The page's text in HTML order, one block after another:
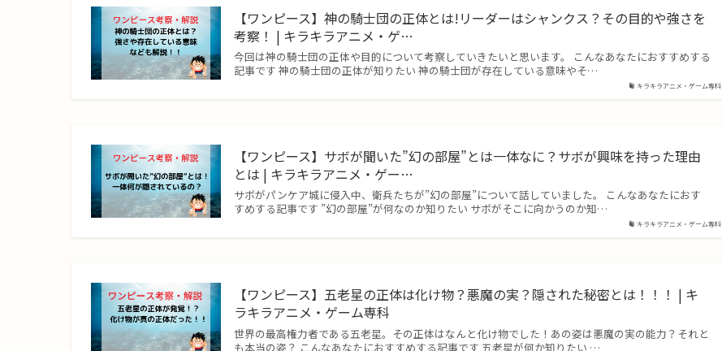
キラキラアニメ・ゲーム専科
【ワンピース】神の騎士団の正体とは!リーダーはシャンクス？その目的や強さを
考察！ | キラキラアニメ・ゲ…
今回は神の騎士団の正体や目的について考察していきたいと思います。 こんなあなたにおすすめする
記事です 神の騎士団の正体が知りたい 神の騎士団が存在している意味やそ…
キラキラアニメ・ゲーム専科
【ワンピース】サボが聞いた”幻の部屋”とは一体なに？サボが興味を持った理由
とは | キラキラアニメ・ゲー…
サボがパンケア城に侵入中、衛兵たちが”幻の部屋”について話していました。 こんなあなたにおす
すめする記事です ”幻の部屋”が何なのか知りたい サボがそこに向かうのか知…
【ワンピース】五老星の正体は化け物？悪魔の実？隠された秘密とは！！！ | キ
ラキラアニメ・ゲーム専科
世界の最高権力者である五老星。その正体はなんと化け物でした！あの姿は悪魔の実の能力？それと
も本当の姿？ こんなあなたにおすすめする記事です 五老星が何か知りたい …